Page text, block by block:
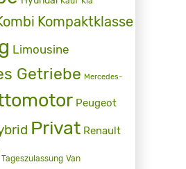
Kompaktklasse
Limousine
Getriebe Mercedes-
Peugeot
Privat Renault
Tageszulassung Van